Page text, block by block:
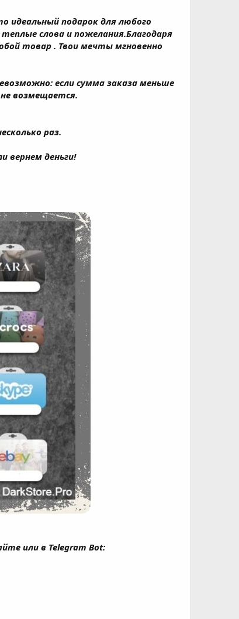
идеальный подарок для любого
слова и пожелания.Благодаря
товар . Твои мечты мгновенно
если сумма заказа меньше
возмещается.
раз.
вернем деньги!
или в Telegram Bot: